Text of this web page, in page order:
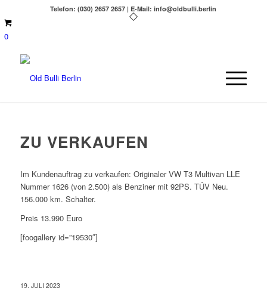
Telefon: (030) 2657 2657 | E-Mail: info@oldbulli.berlin
0
ZU VERKAUFEN
Im Kundenauftrag zu verkaufen: Originaler VW T3 Multivan LLE
Nummer 1626 (von 2.500) als Benziner mit 92PS. TÜV Neu.
156.000 km. Schalter.
Preis 13.990 Euro
[foogallery id=”19530″]
19. JULI 2023